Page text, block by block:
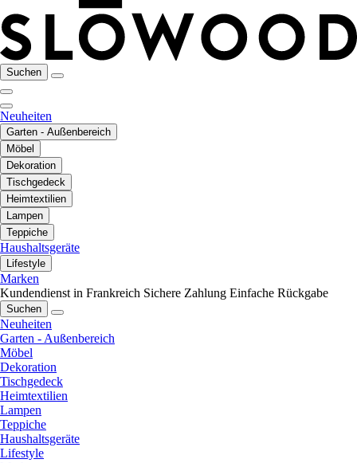
Suchen
Neuheiten
Garten - Außenbereich
Möbel
Dekoration
Tischgedeck
Heimtextilien
Lampen
Teppiche
Haushaltsgeräte
Lifestyle
Marken
Kundendienst in Frankreich Sichere Zahlung Einfache Rückgabe
Suchen
Neuheiten
Garten - Außenbereich
Möbel
Dekoration
Tischgedeck
Heimtextilien
Lampen
Teppiche
Haushaltsgeräte
Lifestyle